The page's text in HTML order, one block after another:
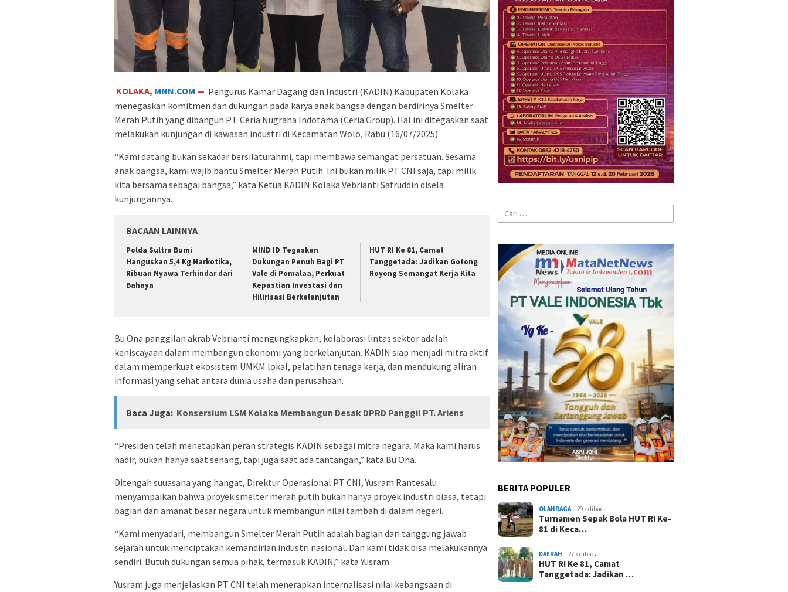
KOLAKA, MNN.COM — Pengurus Kamar Dagang dan Industri (KADIN) Kabupaten Kolaka
menegaskan komitmen dan dukungan pada karya anak bangsa dengan berdirinya Smelter
Merah Putih yang dibangun PT. Ceria Nugraha Indotama (Ceria Group). Hal ini ditegaskan saat
melakukan kunjungan di kawasan industri di Kecamatan Wolo, Rabu (16/07/2025).
“Kami datang bukan sekadar bersilaturahmi, tapi membawa semangat persatuan. Sesama
anak bangsa, kami wajib bantu Smelter Merah Putih. Ini bukan milik PT CNI saja, tapi milik
kita bersama sebagai bangsa,” kata Ketua KADIN Kolaka Vebrianti Safruddin disela
kunjungannya.
BACAAN LAINNYA
Polda Sultra Bumi
Hanguskan 5,4 Kg Narkotika,
Ribuan Nyawa Terhindar dari
Bahaya
MIND ID Tegaskan
Dukungan Penuh Bagi PT
Vale di Pomalaa, Perkuat
Kepastian Investasi dan
Hilirisasi Berkelanjutan
HUT RI Ke 81, Camat
Tanggetada: Jadikan Gotong
Royong Semangat Kerja Kita
Bu Ona panggilan akrab Vebrianti mengungkapkan, kolaborasi lintas sektor adalah
keniscayaan dalam membangun ekonomi yang berkelanjutan. KADIN siap menjadi mitra aktif
dalam memperkuat ekosistem UMKM lokal, pelatihan tenaga kerja, dan mendukung aliran
informasi yang sehat antara dunia usaha dan perusahaan.
Baca Juga: Konsersium LSM Kolaka Membangun Desak DPRD Panggil PT. Ariens
“Presiden telah menetapkan peran strategis KADIN sebagai mitra negara. Maka kami harus
hadir, bukan hanya saat senang, tapi juga saat ada tantangan,” kata Bu Ona.
Ditengah suuasana yang hangat, Direktur Operasional PT CNI, Yusram Rantesalu
menyampaikan bahwa proyek smelter merah putih bukan hanya proyek industri biasa, tetapi
bagian dari amanat besar negara untuk membangun nilai tambah di dalam negeri.
“Kami menyadari, membangun Smelter Merah Putih adalah bagian dari tanggung jawab
sejarah untuk menciptakan kemandirian industri nasional. Dan kami tidak bisa melakukannya
sendiri. Butuh dukungan semua pihak, termasuk KADIN,” kata Yusram.
Yusram juga menjelaskan PT CNI telah menerapkan internalisasi nilai kebangsaan di
Cari
untuk:
BERITA POPULER
OLAHRAGA 29 x dibaca
Turnamen Sepak Bola HUT RI Ke-
81 di Keca…
DAERAH 27 x dibaca
HUT RI Ke 81, Camat
Tanggetada: Jadikan …